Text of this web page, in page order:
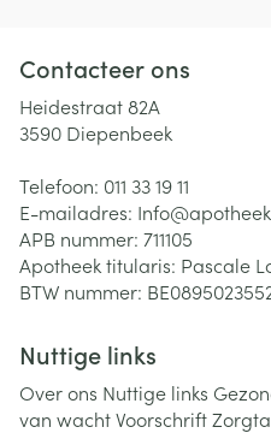
Contacteer ons
Heidestraat 82A
3590 Diepenbeek
Telefoon: 011 33 19 11
E-mailadres: Info@
APB nummer: 711105
Apotheek titularis: Pascale
BTW nummer:
Nuttige links
Over ons Nuttige links
van wachtVoorschrift